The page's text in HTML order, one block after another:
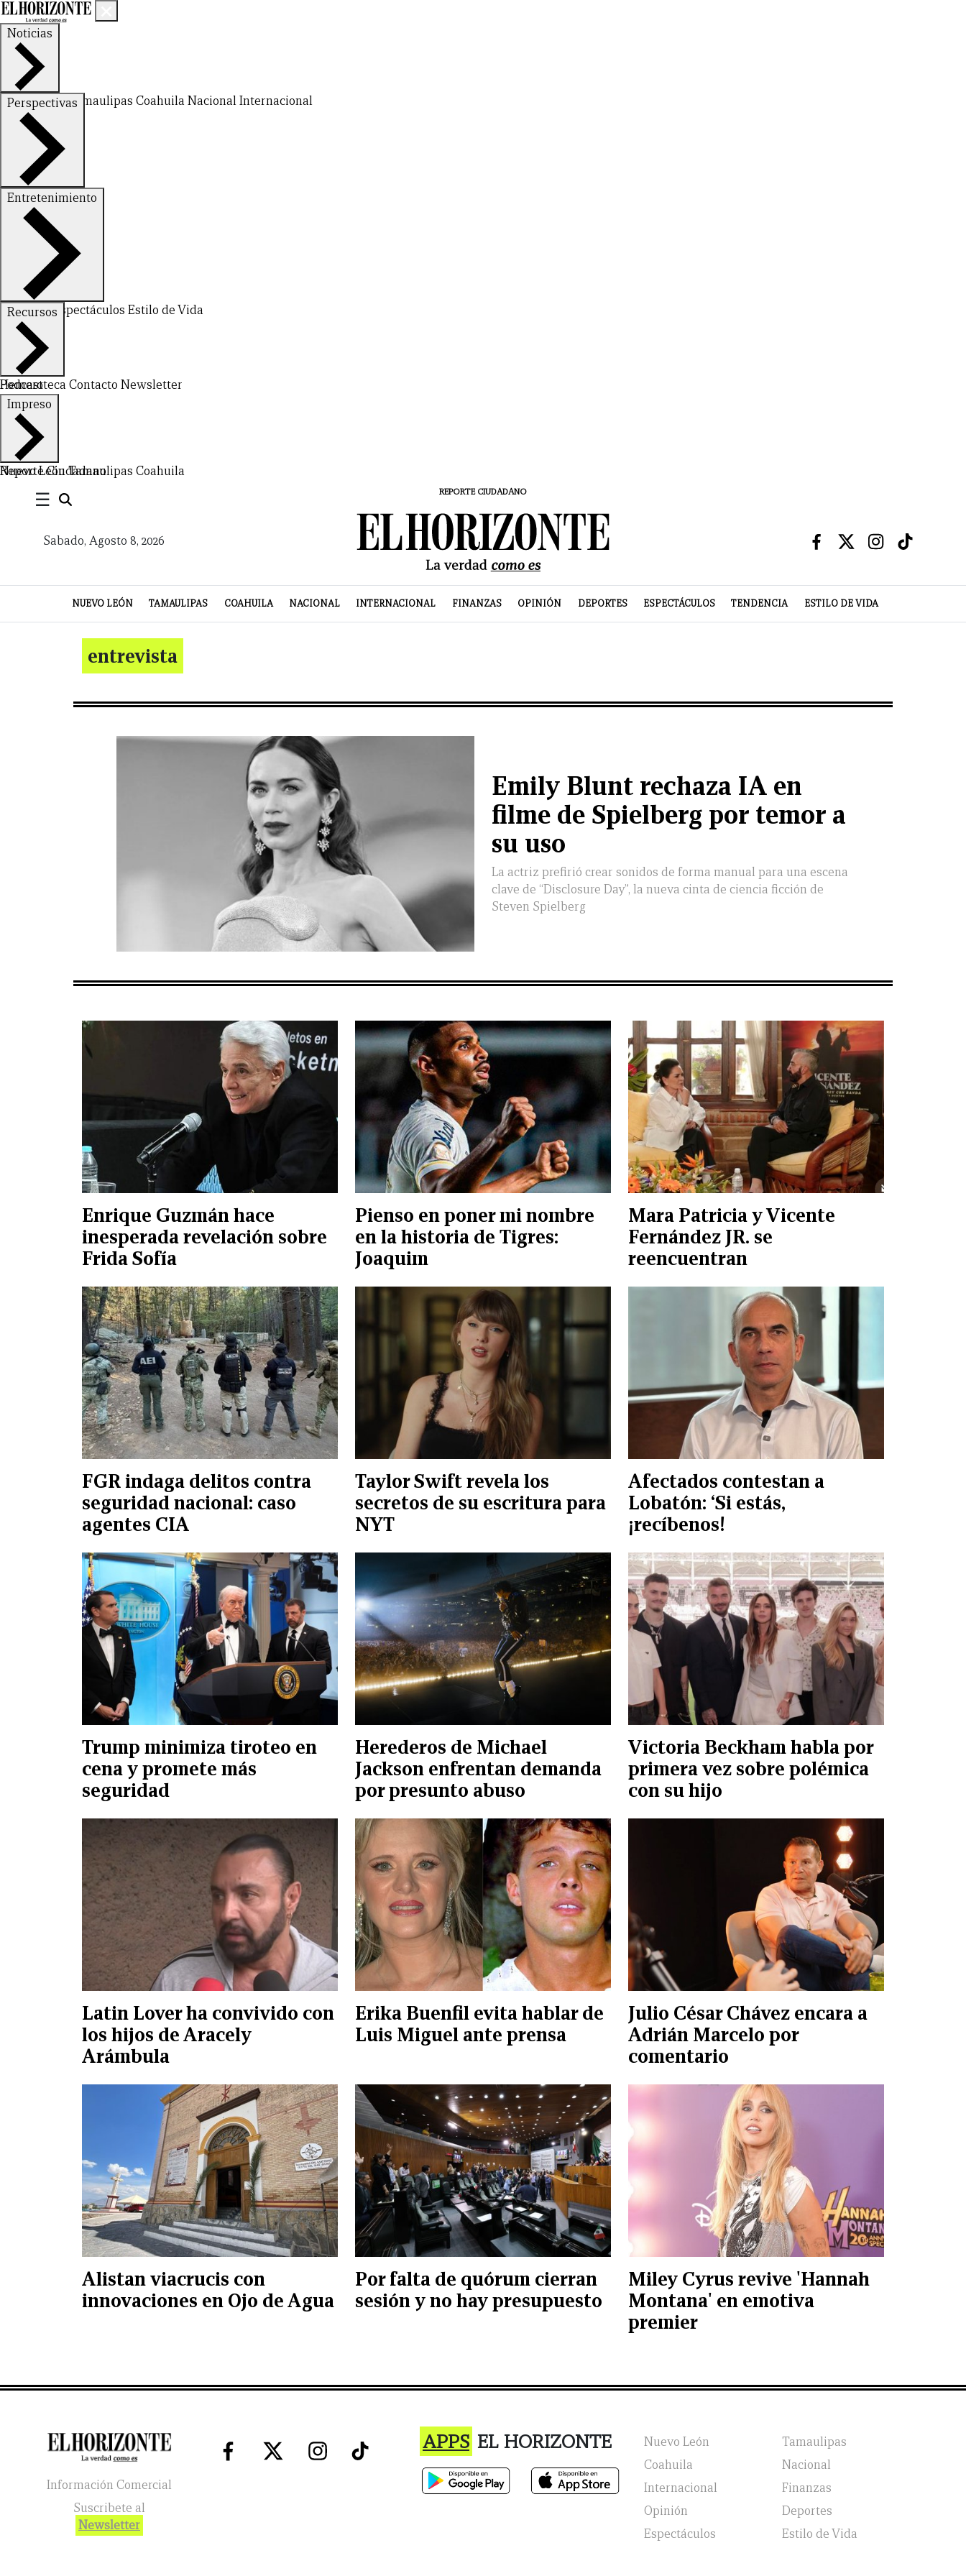
Noticias
Nuevo LeónTamaulipas Coahuila NacionalInternacional
Perspectivas
FinanzasOpinión
Entretenimiento
DeportesEspectáculos Estilo de Vida
Recursos
Hemeroteca Contacto Newsletter
Podcast
Impreso
Nuevo LeónTamaulipas Coahuila
Reporte Ciudadano
☰ REPORTE CIUDADANO
Sabado, Agosto 8, 2026
NUEVO LEÓN TAMAULIPAS COAHUILA NACIONAL INTERNACIONAL FINANZAS OPINIÓN DEPORTES ESPECTÁCULOS TENDENCIA ESTILO DE VIDA
CERRAR
X
NUEVO
LEÓN
TAMAULIPAS
COAHUILA
NACIONAL
INTERNACIONAL
FINANZAS
OPINIÓN
DEPORTES
ESPECTÁCULOS
TENDENCIA
ESTILO
DE
VIDA
PODCAST
CONTACTO
NEWSLETTER
HEMEROTECA
SUPLEMENTOS
entrevista
Emily Blunt rechaza IA en
filme de Spielberg por temor a
su uso
La actriz prefirió crear sonidos de forma manual para una escena
clave de “Disclosure Day”, la nueva cinta de ciencia ficción de
Steven Spielberg
Enrique Guzmán hace
inesperada revelación sobre
Frida Sofía
Pienso en poner mi nombre
en la historia de Tigres:
Joaquim
Mara Patricia y Vicente
Fernández JR. se
reencuentran
FGR indaga delitos contra
seguridad nacional: caso
agentes CIA
Taylor Swift revela los
secretos de su escritura para
NYT
Afectados contestan a
Lobatón: ‘Si estás,
¡recíbenos!
Trump minimiza tiroteo en
cena y promete más
seguridad
Herederos de Michael
Jackson enfrentan demanda
por presunto abuso
Victoria Beckham habla por
primera vez sobre polémica
con su hijo
Latin Lover ha convivido con
los hijos de Aracely
Arámbula
Erika Buenfil evita hablar de
Luis Miguel ante prensa
Julio César Chávez encara a
Adrián Marcelo por
comentario
Alistan viacrucis con
innovaciones en Ojo de Agua
Por falta de quórum cierran
sesión y no hay presupuesto
Miley Cyrus revive 'Hannah
Montana' en emotiva
premier
Información Comercial
Suscribete al
Newsletter
APPS EL HORIZONTE Nuevo León
Tamaulipas
Coahuila
Nacional
Internacional
Finanzas
Opinión
Deportes
Espectáculos
Estilo de Vida